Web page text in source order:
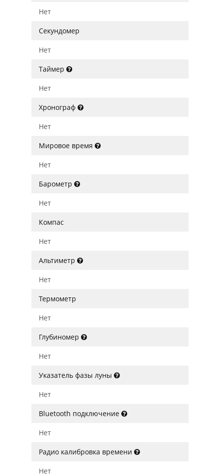
Нет
Секундомер
Нет
Таймер
Нет
Хронограф
Нет
Мировое время
Нет
Барометр
Нет
Компас
Нет
Альтиметр
Нет
Термометр
Нет
Глубиномер
Нет
Указатель фазы луны
Нет
Bluetooth подключение
Нет
Радио калибровка времени
Нет